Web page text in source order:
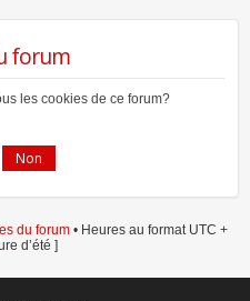
forum
les cookies de ce forum?
du forum• Heures au format UTC +
d’été ]